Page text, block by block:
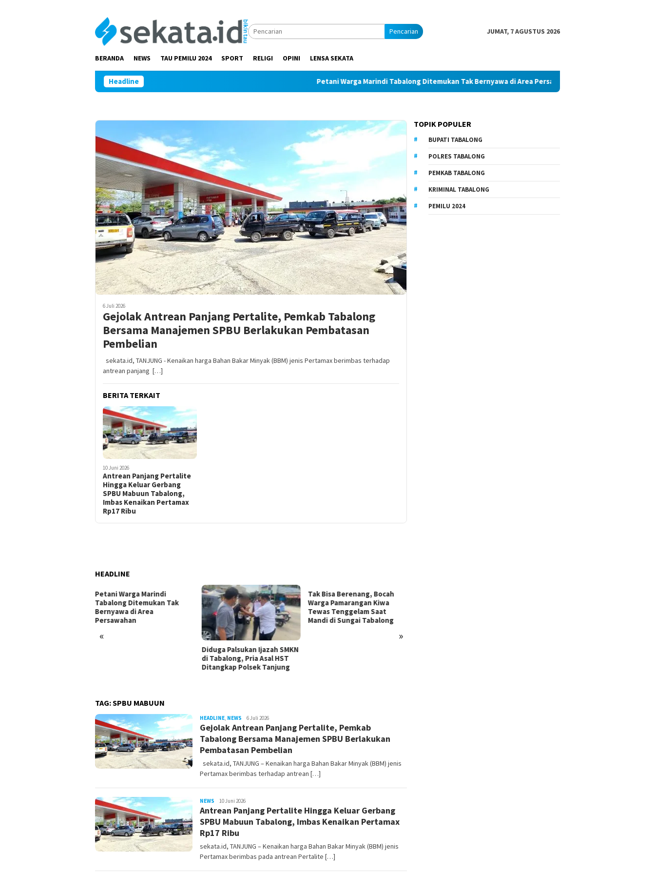
Pencarian JUMAT, 7 AGUSTUS 2026
BERANDA NEWS TAU PEMILU 2024 SPORT RELIGI OPINI LENSA SEKATA
Headline Petani Warga Marindi Tabalong Ditemukan Tak Bernyawa di Area Persawahan
6 Juli 2026
Gejolak Antrean Panjang Pertalite, Pemkab Tabalong
Bersama Manajemen SPBU Berlakukan Pembatasan
Pembelian
sekata.id, TANJUNG - Kenaikan harga Bahan Bakar Minyak (BBM) jenis Pertamax berimbas terhadap
antrean panjang […]
BERITA TERKAIT
10 Juni 2026
Antrean Panjang Pertalite
Hingga Keluar Gerbang
SPBU Mabuun Tabalong,
Imbas Kenaikan Pertamax
Rp17 Ribu
HEADLINE
« »
Petani Warga Marindi
Tabalong Ditemukan Tak
Bernyawa di Area
Persawahan
Diduga Palsukan Ijazah SMKN
di Tabalong, Pria Asal HST
Ditangkap Polsek Tanjung
Tak Bisa Berenang, Bocah
Warga Pamarangan Kiwa
Tewas Tenggelam Saat
Mandi di Sungai Tabalong
TAG:SPBU MABUUN
HEADLINE, NEWS sekata.id
6 Juli 2026
Gejolak Antrean Panjang Pertalite, Pemkab
Tabalong Bersama Manajemen SPBU Berlakukan
Pembatasan Pembelian
sekata.id, TANJUNG – Kenaikan harga Bahan Bakar Minyak (BBM) jenis
Pertamax berimbas terhadap antrean […]
NEWS sekata.id
10 Juni 2026
Antrean Panjang Pertalite Hingga Keluar Gerbang
SPBU Mabuun Tabalong, Imbas Kenaikan Pertamax
Rp17 Ribu
sekata.id, TANJUNG – Kenaikan harga Bahan Bakar Minyak (BBM) jenis
Pertamax berimbas pada antrean Pertalite […]
TOPIK POPULER
BUPATI TABALONG
POLRES TABALONG
PEMKAB TABALONG
KRIMINAL TABALONG
PEMILU 2024